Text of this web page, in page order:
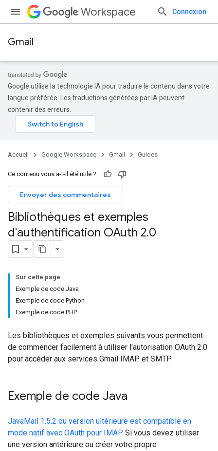
Workspace Connexion
Gmail
Google utilise la technologie IA pour traduire le contenu dans votre
langue préférée. Les traductions générées par IA peuvent
contenir des erreurs.
Accueil Google Workspace Gmail Guides
Ce contenu vous a-t-il été utile ?
Envoyer des commentaires
Bibliothèques et exemples
d'authentification OAuth 2.0
Sur cette page
Exemple de code Java
Exemple de code Python
Exemple de code PHP
Les bibliothèques et exemples suivants vous permettent
de commencer facilement à utiliser l'autorisation OAuth 2.0
pour accéder aux services Gmail IMAP et SMTP.
Exemple de code Java
JavaMail 1.5.2 ou version ultérieure est compatible en
mode natif avec OAuth pour IMAP. Si vous devez utiliser
une version antérieure ou créer votre propre